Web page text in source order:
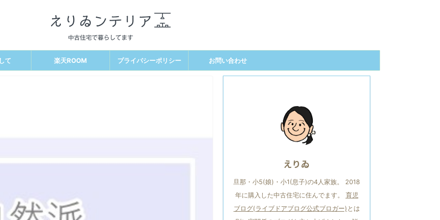
て 楽天ROOM プライバシーポリシー お問い合わせ
えりゐ
旦那・小5(娘)・小1(息子)の4人家族。 2018
年に購入した中古住宅に住んでます。 育児
ブログ(ライブドアブログ公式ブロガー) とは